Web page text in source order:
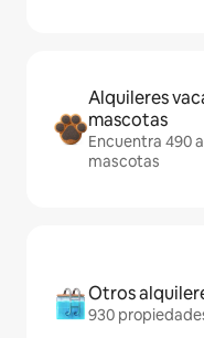
Alquileres
mascotas
Encuentra 490
mascotas
Otros
930